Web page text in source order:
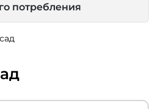
потребления